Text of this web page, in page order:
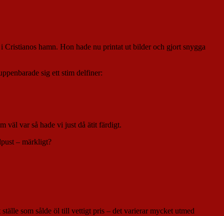
Cristianos hamn. Hon hade nu printat ut bilder och gjort snygga
sig ett stim delfiner:
väl var så hade vi just då ätit färdigt.
– märkligt?
som sålde öl till vettigt pris – det varierar mycket utmed